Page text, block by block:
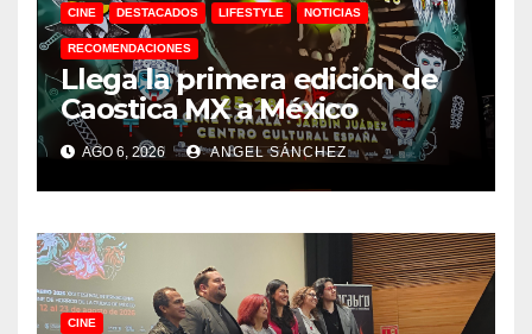
CINE DESTACADOS LIFESTYLE NOTICIAS
RECOMENDACIONES
Llega la primera edición de
Caostica MX a México
AGO 6, 2026 ANGEL SÁNCHEZ
CINE